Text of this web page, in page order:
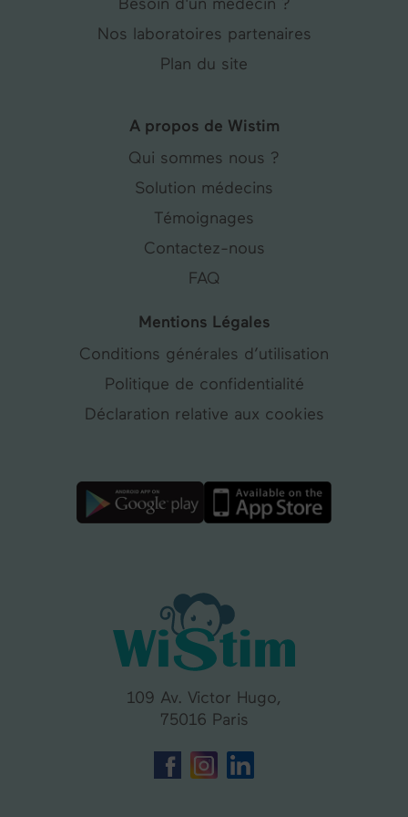
109 Av. Victor Hugo,
75016 Paris
Besoin d'un médecin ?
Nos laboratoires partenaires
Plan du site
A propos de Wistim
Qui sommes nous ?
Solution médecins
Témoignages
Contactez-nous
FAQ
Mentions Légales
Conditions générales d’utilisation
Politique de confidentialité
Déclaration relative aux cookies